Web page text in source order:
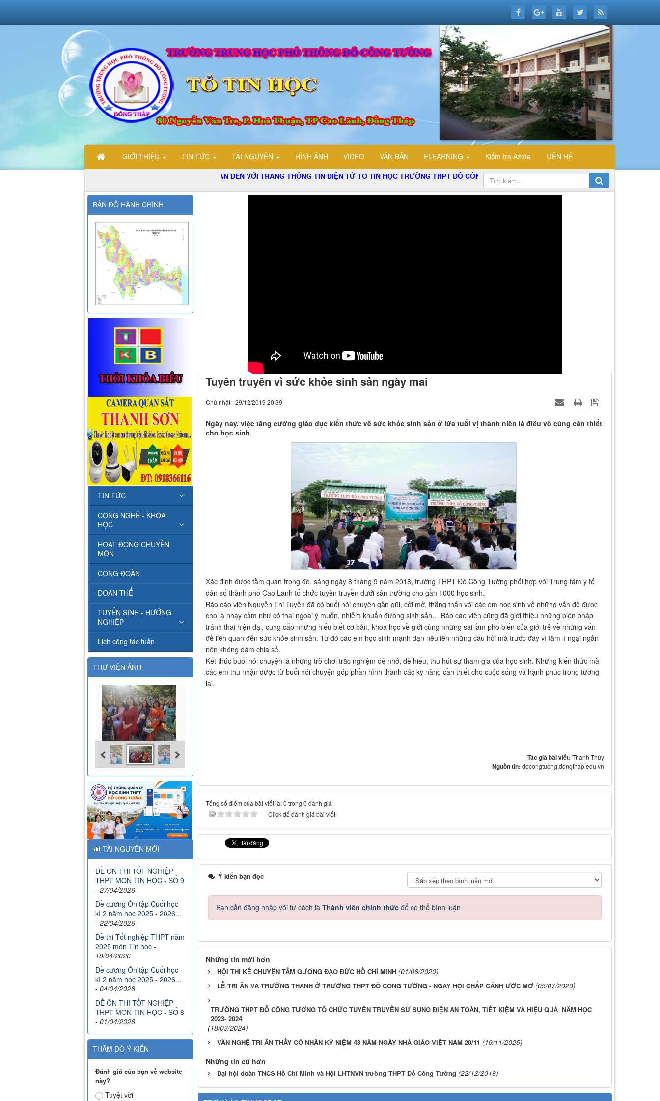
GIỚI THIỆU TIN TỨC TÀI NGUYÊN HÌNH ẢNH VIDEO VĂN BẢN ELEARNING Kiểm tra Azota
LIÊN HỆ
CHÀO MỪNG CÁC BẠN ĐẾN VỚI TRANG THÔNG TIN ĐIỆN TỬ TỔ TIN HỌC TRƯỜNG THPT ĐỖ CÔNG TƯỜNG
Tuyên truyền vì sức khỏe sinh sản ngày mai
Chủ nhật - 29/12/2019 20:39
Ngày nay, việc tăng cường giáo dục kiến thức về sức khỏe sinh sản ở lứa tuổi vị thành niên là điều vô cùng cần thiết
cho học sinh.
Xác định được tầm quan trọng đó, sáng ngày 8 tháng 9 năm 2018, trường THPT Đỗ Công Tường phối hợp với Trung tâm y tế
dân số thành phố Cao Lãnh tổ chức tuyên truyền dưới sân trường cho gần 1000 học sinh.
Báo cáo viên Nguyễn Thị Tuyền đã có buổi nói chuyện gần gũi, cởi mở, thẳng thắn với các em học sinh về những vấn đề được
cho là nhạy cảm như có thai ngoài ý muốn, nhiễm khuẩn đường sinh sản… Báo cáo viên cũng đã giới thiệu những biện pháp
tránh thai hiện đại, cung cấp những hiểu biết cơ bản, khoa học về giới cùng những sai lầm phổ biến của giới trẻ về những vấn
đề liên quan đến sức khỏe sinh sản. Từ đó các em học sinh mạnh dạn nêu lên những câu hỏi mà trước đây vì tâm lí ngại ngần
nên không dám chia sẻ.
Kết thúc buổi nói chuyện là những trò chơi trắc nghiệm dễ nhớ, dễ hiểu, thu hút sự tham gia của học sinh. Những kiến thức mà
các em thu nhận được từ buổi nói chuyện góp phần hình thành các kỹ năng cần thiết cho cuộc sống và hạnh phúc trong tương
lai.
Tác giả bài viết: Thanh Thúy
Nguồn tin: docongtuong.dongthap.edu.vn
Tổng số điểm của bài viết là: 0 trong 0 đánh giá
Click để đánh giá bài viết
Ý kiến bạn đọc
Bạn cần đăng nhập với tư cách là Thành viên chính thứcđể có thể bình luận
Những tin mới hơn
HỘI THI KỂ CHUYỆN TẤM GƯƠNG ĐẠO ĐỨC HỒ CHÍ MINH (01/06/2020)
LỄ TRI ÂN VÀ TRƯỞNG THÀNH Ở TRƯỜNG THPT ĐỖ CÔNG TƯỜNG - NGÀY HỘI CHẤP CÁNH ƯỚC MƠ (05/07/2020)
TRƯỜNG THPT ĐỖ CÔNG TƯỜNG TỔ CHỨC TUYÊN TRUYỀN SỬ SỤNG ĐIỆN AN TOÀN, TIẾT KIỆM VÀ HIỆU QUẢ NĂM HỌC
2023- 2024
(18/03/2024)
VĂN NGHỆ TRI ÂN THẦY CÔ NHÂN KỶ NIỆM 43 NĂM NGÀY NHÀ GIÁO VIỆT NAM 20/11 (19/11/2025)
Những tin cũ hơn
Đại hội đoàn TNCS Hồ Chí Minh và Hội LHTNVN trường THPT Đỗ Công Tường (22/12/2019)
BẢN ĐỒ HÀNH CHÍNH
TIN TỨC
CÔNG NGHỆ - KHOA
HỌC
HOẠT ĐỘNG CHUYÊN
MÔN
CÔNG ĐOÀN
ĐOÀN THỂ
TUYỂN SINH - HƯỚNG
NGHIỆP
Lịch công tác tuần
THƯ VIỆN ẢNH
TÀI NGUYÊN MỚI
ĐỀ ÔN THI TỐT NGHIỆP
THPT MÔN TIN HỌC - SỐ 9
- 27/04/2026
Đề cương Ôn tập Cuối học
kì 2 năm học 2025 - 2026...
- 22/04/2026
Đề thi Tốt nghiệp THPT năm
2025 môn Tin học -
18/04/2026
Đề cương Ôn tập Cuối học
kì 2 năm học 2025 - 2026...
- 04/04/2026
ĐỀ ÔN THI TỐT NGHIỆP
THPT MÔN TIN HỌC - SỐ 8
- 01/04/2026
THĂM DÒ Ý KIẾN
Đánh giá của bạn về website
này?
Tuyệt vời